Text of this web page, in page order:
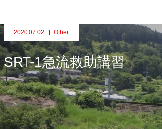
2020.07.02 Other
SRT-1急流救助講習